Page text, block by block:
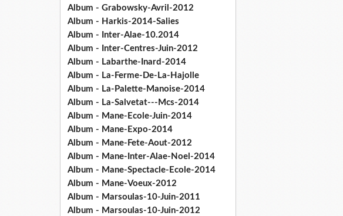
Album - Grabowsky-Avril-2012
Album - Harkis-2014-Salies
Album - Inter-Alae-10.2014
Album - Inter-Centres-Juin-2012
Album - Labarthe-Inard-2014
Album - La-Ferme-De-La-Hajolle
Album - La-Palette-Manoise-2014
Album - La-Salvetat---Mcs-2014
Album - Mane-Ecole-Juin-2014
Album - Mane-Expo-2014
Album - Mane-Fete-Aout-2012
Album - Mane-Inter-Alae-Noel-2014
Album - Mane-Spectacle-Ecole-2014
Album - Mane-Voeux-2012
Album - Marsoulas-10-Juin-2011
Album - Marsoulas-10-Juin-2012